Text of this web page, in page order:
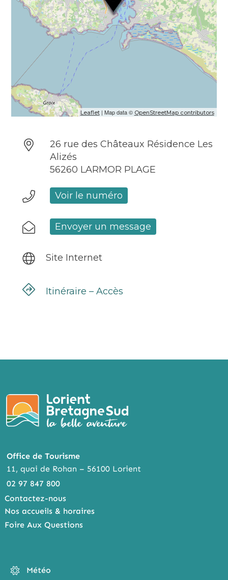
Leaflet| Map data © OpenStreetMap contributors
26 rue des Châteaux Résidence Les
Alizés
56260 LARMOR PLAGE
Voir le numéro
Envoyer un message
Site Internet
Itinéraire – Accès
Office de Tourisme
11, quai de Rohan – 56100 Lorient
02 97 847 800
Contactez-nous
Nos accueils & horaires
Foire Aux Questions
Météo